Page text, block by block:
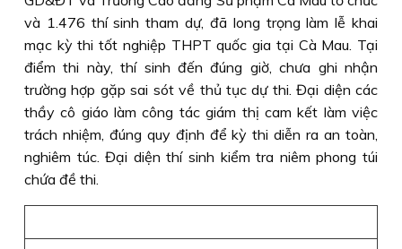
và 1.476 thí sinh tham dự, đã long trọng làm lễ khai
mạc kỳ thi tốt nghiệp THPT quốc gia tại Cà Mau. Tại
điểm thi này, thí sinh đến đúng giờ, chưa ghi nhận
trường hợp gặp sai sót về thủ tục dự thi. Đại diện các
thầy cô giáo làm công tác giám thị cam kết làm việc
trách nhiệm, đúng quy định để kỳ thi diễn ra an toàn,
nghiêm túc. Đại diện thí sinh kiểm tra niêm phong túi
chứa đề thi.